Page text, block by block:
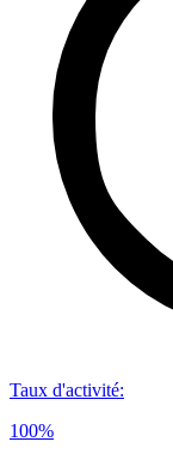
Taux d'activité:
100%